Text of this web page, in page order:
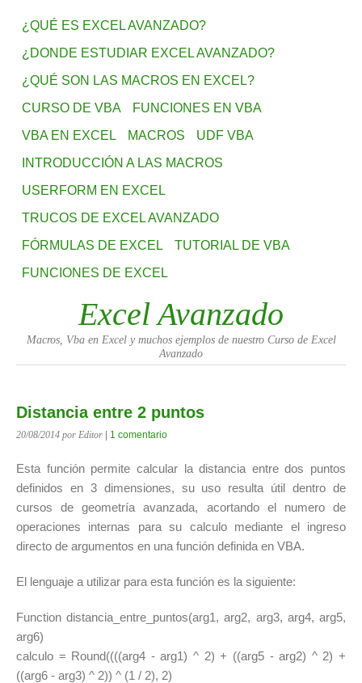
¿QUÉ ES EXCEL AVANZADO?
¿DONDE ESTUDIAR EXCEL AVANZADO?
¿QUÉ SON LAS MACROS EN EXCEL?
CURSO DE VBA
FUNCIONES EN VBA
VBA EN EXCEL
MACROS
UDF VBA
INTRODUCCIÓN A LAS MACROS
USERFORM EN EXCEL
TRUCOS DE EXCEL AVANZADO
FÓRMULAS DE EXCEL
TUTORIAL DE VBA
FUNCIONES DE EXCEL
Excel Avanzado
Macros, Vba en Excel y muchos ejemplos de nuestro Curso de Excel
Avanzado
Distancia entre 2 puntos
20/08/2014 por Editor 1 comentario
Esta función permite calcular la distancia entre dos puntos
definidos en 3 dimensiones, su uso resulta útil dentro de
cursos de geometría avanzada, acortando el numero de
operaciones internas para su calculo mediante el ingreso
directo de argumentos en una función definida en VBA.
El lenguaje a utilizar para esta función es la siguiente:
Function distancia_entre_puntos(arg1, arg2, arg3, arg4, arg5,
arg6)
calculo = Round((((arg4 - arg1) ^ 2) + ((arg5 - arg2) ^ 2) +
((arg6 - arg3) ^ 2)) ^ (1 / 2), 2)